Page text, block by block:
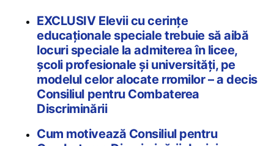
EXCLUSIV Elevii cu cerințe
educaționale speciale trebuie să aibă
locuri speciale la admiterea în licee,
școli profesionale și universități, pe
modelul celor alocate rromilor – a decis
Consiliul pentru Combaterea
Discriminării
Cum motivează Consiliul pentru